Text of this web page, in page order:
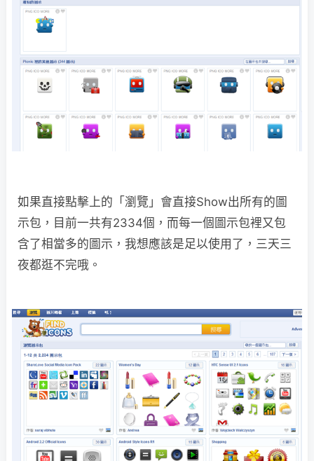
如果直接點擊上的「瀏覽」會直接Show出所有的圖
示包，目前一共有2334個，而每一個圖示包裡又包
含了相當多的圖示，我想應該是足以使用了，三天三
夜都逛不完哦。